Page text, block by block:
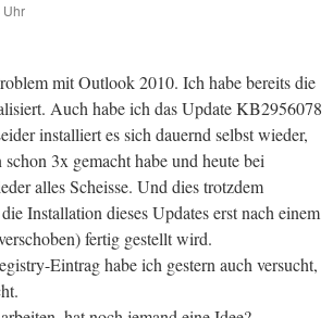
Uhr
mit Outlook 2010. Ich habe bereits die
Auch habe ich das Update KB2956078
installiert es sich dauernd selbst wieder,
schon 3x gemacht habe und heute bei
alles Scheisse. Und dies trotzdem
Installation dieses Updates erst nach einem
fertig gestellt wird.
Eintrag habe ich gestern auch versucht,